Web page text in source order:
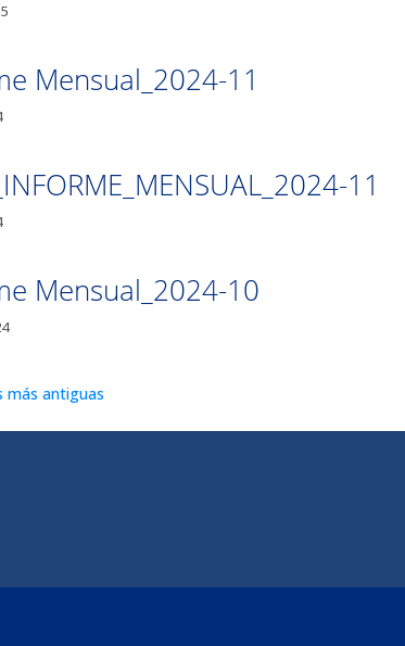
Mensual_2024-11
11
Mensual_2024-10
más antiguas